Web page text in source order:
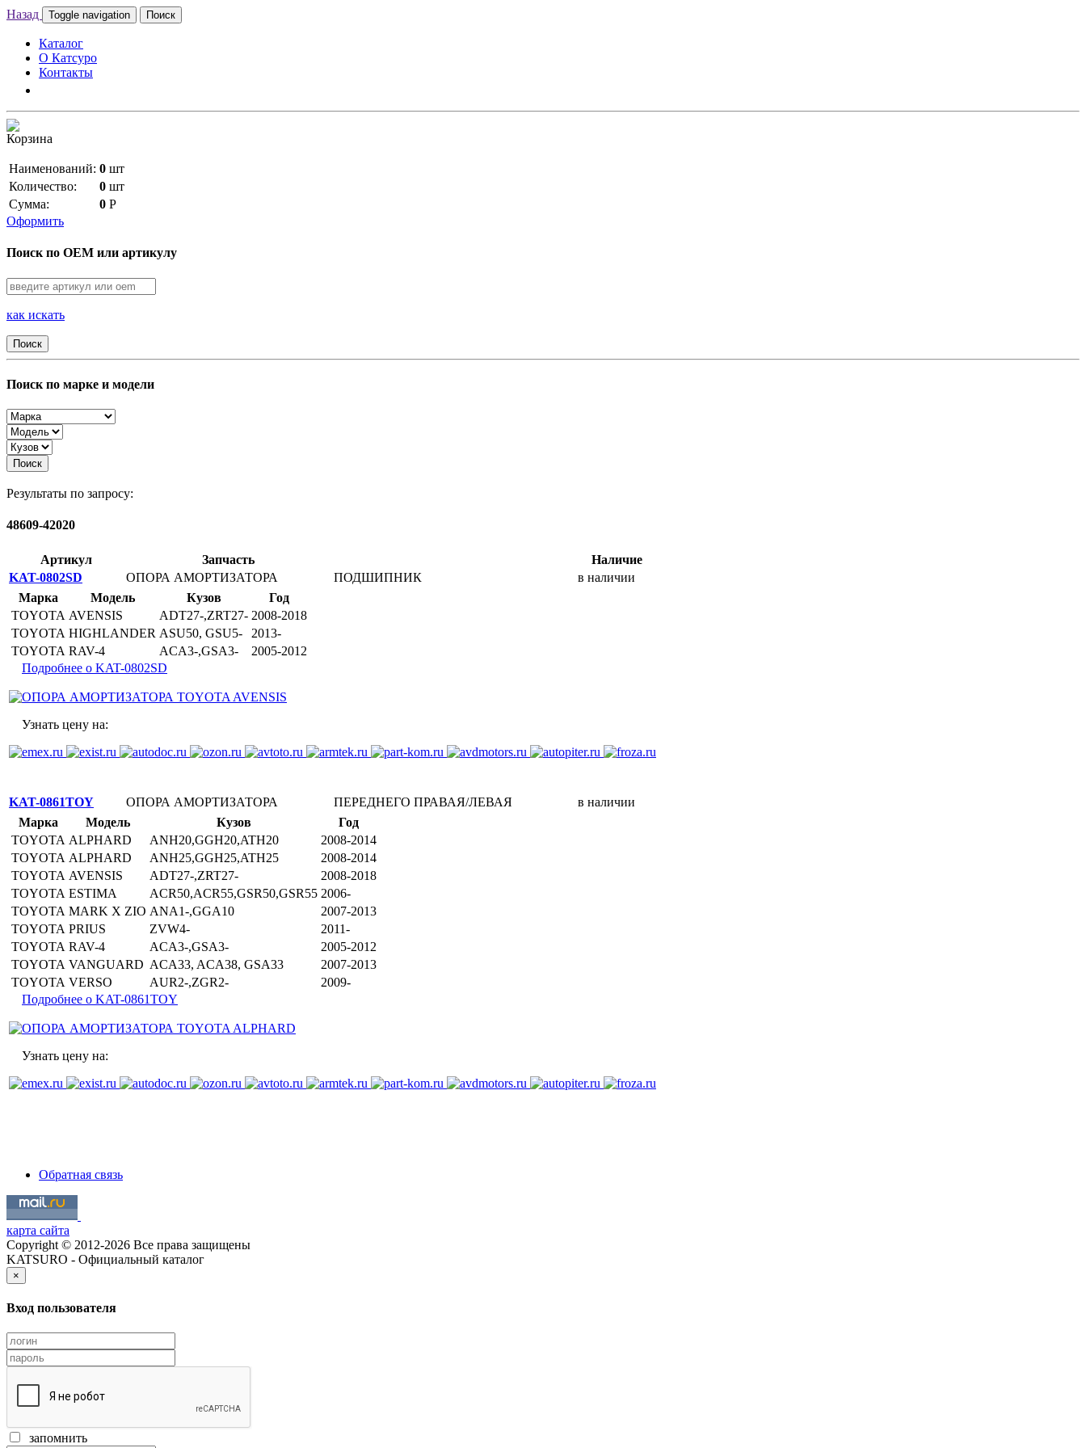
Назад Toggle navigation Поиск
Каталог
О Катсуро
Контакты
Корзина
Наименований: 0 шт
Количество:
0 шт
Сумма:
0 Р
Оформить
Поиск по OEM или артикулу
как искать
Поиск
Поиск по марке и модели
Поиск
Результаты по запросу:
48609-42020
Артикул Запчасть
Наличие
KAT-0802SD
ОПОРА АМОРТИЗАТОРА ПОДШИПНИК
в наличии
Марка
Модель Кузов
Год
TOYOTA AVENSIS ADT27-,ZRT27- 2008-2018
TOYOTA HIGHLANDER ASU50, GSU5-
2013-
TOYOTA RAV-4 ACA3-,GSA3-
2005-2012
Подробнее о KAT-0802SD
Узнать цену на:
KAT-0861TOY ОПОРА АМОРТИЗАТОРА ПЕРЕДНЕГО ПРАВАЯ/ЛЕВАЯ
в наличии
Марка
Модель Кузов
Год
TOYOTA ALPHARD ANH20,GGH20,ATH20
2008-2014
TOYOTA ALPHARD ANH25,GGH25,ATH25
2008-2014
TOYOTA AVENSIS ADT27-,ZRT27-
2008-2018
TOYOTA ESTIMA ACR50,ACR55,GSR50,GSR55 2006-
TOYOTA MARK X ZIO ANA1-,GGA10
2007-2013
TOYOTA PRIUS ZVW4-
2011-
TOYOTA RAV-4 ACA3-,GSA3-
2005-2012
TOYOTA VANGUARD ACA33, ACA38, GSA33
2007-2013
TOYOTA VERSO AUR2-,ZGR2-
2009-
Подробнее о KAT-0861TOY
Узнать цену на:
Обратная связь
карта сайта
Copyright © 2012-2026 Все права защищены
KATSURO - Официальный каталог
×
Вход пользователя
запомнить